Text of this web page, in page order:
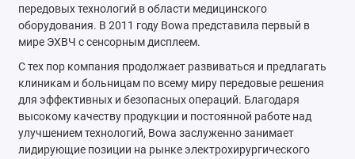
передовых технологий в области медицинского
оборудования. В 2011 году Bowa представила первый в
мире ЭХВЧ с сенсорным дисплеем.
С тех пор компания продолжает развиваться и предлагать
клиникам и больницам по всему миру передовые решения
для эффективных и безопасных операций. Благодаря
высокому качеству продукции и постоянной работе над
улучшением технологий, Bowa заслуженно занимает
лидирующие позиции на рынке электрохирургического